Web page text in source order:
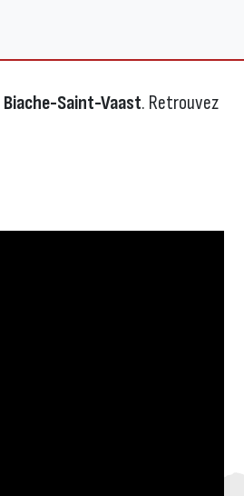
Biache-Saint-Vaast. Retrouvez